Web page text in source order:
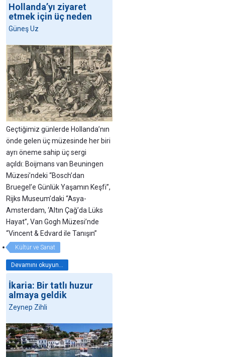
Hollanda’yı ziyaret
etmek için üç neden
Güneş Uz
Geçtiğimiz günlerde Hollanda’nın
önde gelen üç müzesinde her biri
ayrı öneme sahip üç sergi
açıldı: Boijmans van Beuningen
Müzesi’ndeki “Bosch’dan
Bruegel’e Günlük Yaşamın Keşfi”,
Rijks Museum’daki “Asya-
Amsterdam, ‘Altın Çağ’da Lüks
Hayat”, Van Gogh Müzesi’nde
“Vincent & Edvard ile Tanışın”
Kültür ve Sanat
Devamını okuyun...
İkaria: Bir tatlı huzur
almaya geldik
Zeynep Zihli